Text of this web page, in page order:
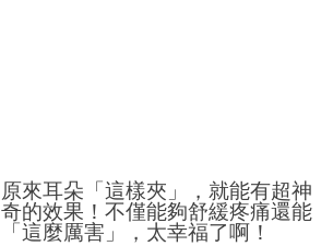
原來耳朵「這樣夾」，就能有超神
奇的效果！不僅能夠舒緩疼痛還能
「這麼厲害」，太幸福了啊！